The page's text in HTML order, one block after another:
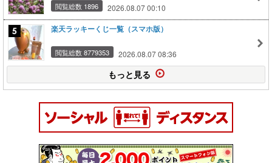
閲覧総数 1896 2026.08.07 00:10
楽天ラッキーくじ一覧（スマホ版）
閲覧総数 8779353 2026.08.07 08:36
もっと見る